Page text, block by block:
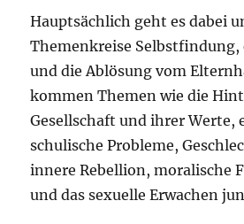
Hauptsächlich geht es dabei
Themenkreise
und die Ablösung vom
kommen Themen wie die
Gesellschaft und ihrer Werte,
schulische Probleme,
innere Rebellion, moralische
und das sexuelle Erwachen